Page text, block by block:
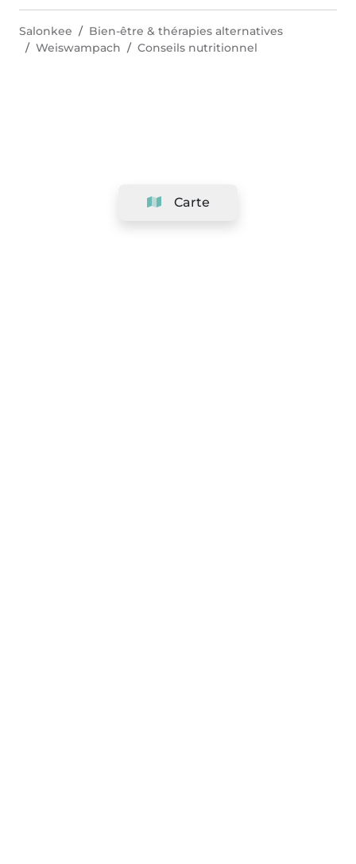
Carte
Salonkee
Bien-être & thérapies alternatives
Weiswampach
Conseils nutritionnel